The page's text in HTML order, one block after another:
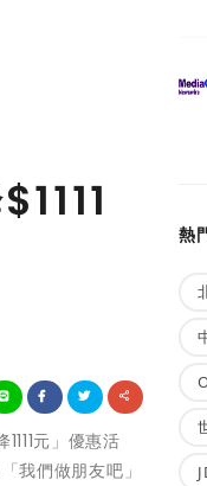
元」優惠活
我們做朋友吧」
熱